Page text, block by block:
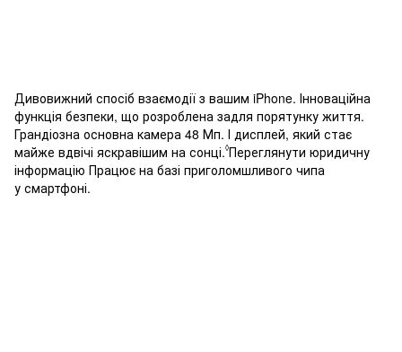
Дивовижний спосіб взаємодії з вашим iPhone. Інноваційна
функція безпеки, що розроблена задля порятунку життя.
Грандіозна основна камера 48 Мп. І дисплей, який стає
майже вдвічі яскравішим на сонці.◊Переглянути юридичну
інформацію Працює на базі приголомшливого чипа
у смартфоні.